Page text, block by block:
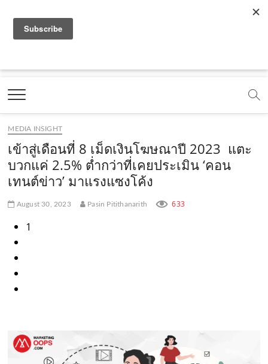
a
e
b
o
o
k
.
c
o
o
t
b
e
.
c
o
.
o
e
m
t
g
a
m
.
t
k
c
o
m
Marketing Oops!
DIGITAL | CREATIVE | ADVERTISING | CAMPAIGN |
MEDIA INSIGHT
เข้าสู่เดือนที่ 8 เม็ดเงินโฆษณาปี 2023 แตะ
บวกแค่ 2.5% ต่ำกว่าที่เคยประเมิน ‘คอน
เทนต์ข่าว’ มาแรงแซงโค้ง
August 30, 2023 Pasin Pitithanarith 633
1